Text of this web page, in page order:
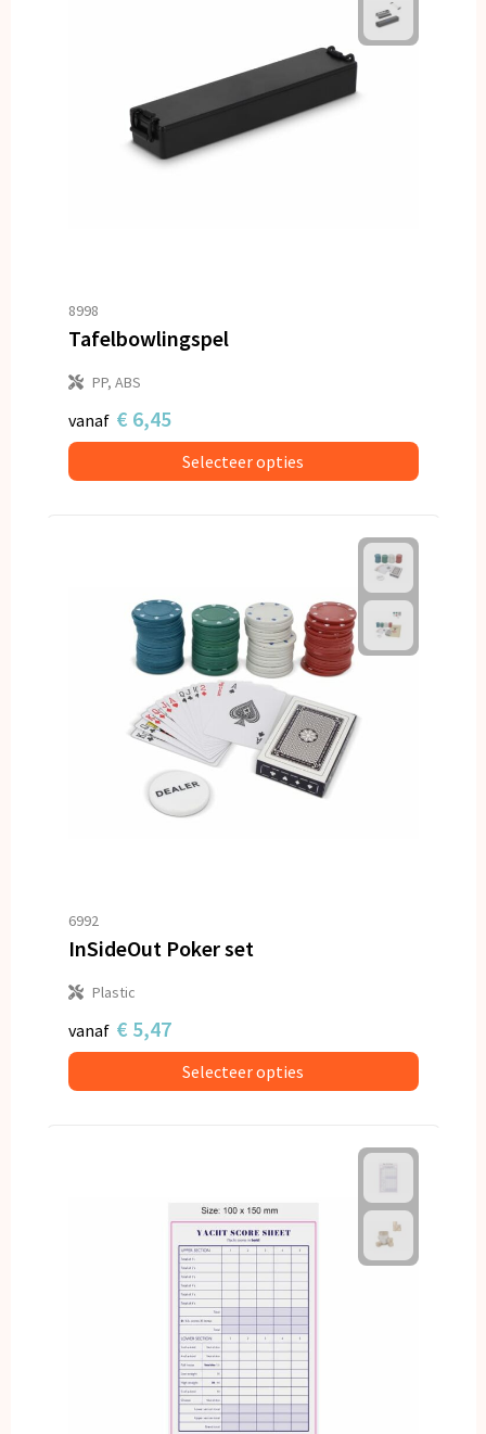
8998
Tafelbowlingspel
PP, ABS
vanaf € 6,45
Selecteer opties
6992
InSideOut Poker set
Plastic
vanaf € 5,47
Selecteer opties